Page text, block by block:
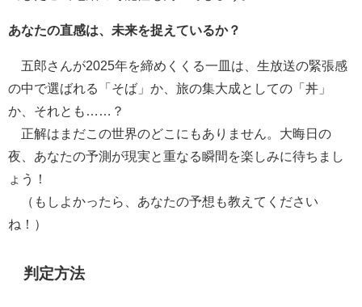
あなたの直感は、未来を捉えているか？
五郎さんが2025年を締めくくる一皿は、生放送の緊張感
の中で選ばれる「そば」か、旅の集大成としての「丼」
か、それとも……？
正解はまだこの世界のどこにもありません。大晦日の
夜、あなたの予測が現実と重なる瞬間を楽しみに待ちまし
ょう！
（もしよかったら、あなたの予想も教えてください
ね！）
判定方法